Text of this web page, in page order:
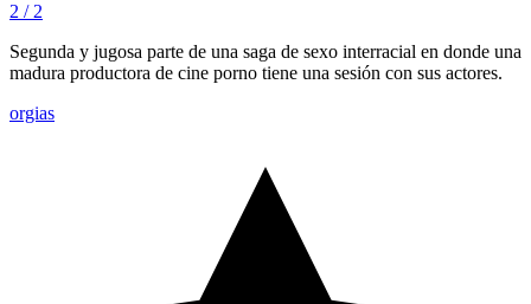
2 / 2
Segunda y jugosa parte de una saga de sexo interracial en donde una
madura productora de cine porno tiene una sesión con sus actores.
orgias